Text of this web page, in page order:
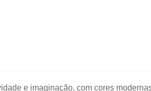
e imaginação, com cores